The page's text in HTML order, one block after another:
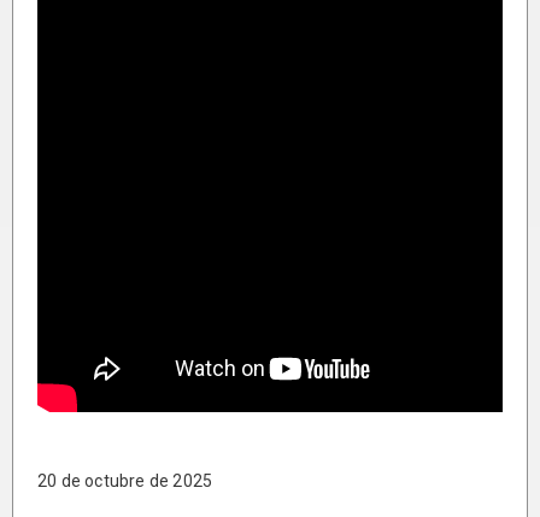
20 de octubre de 2025